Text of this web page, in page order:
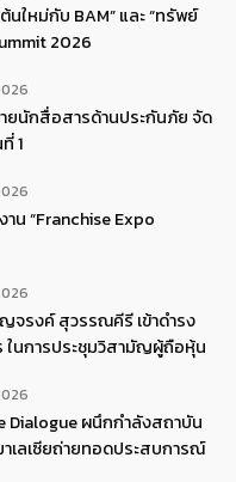
นใหม่กับ BAM” และ “ทรัพย์
2026
ยนักสื่อสารด้านประกันภัย จัด
1
น “Franchise Expo
จรงค์ สุวรรณคีรี เข้าดำรง
ในการประชุมวิสามัญผู้ถือหุ้น
Dialogue ผนึกกำลังสถาบัน
เลเซียถ่ายทอดประสบการณ์